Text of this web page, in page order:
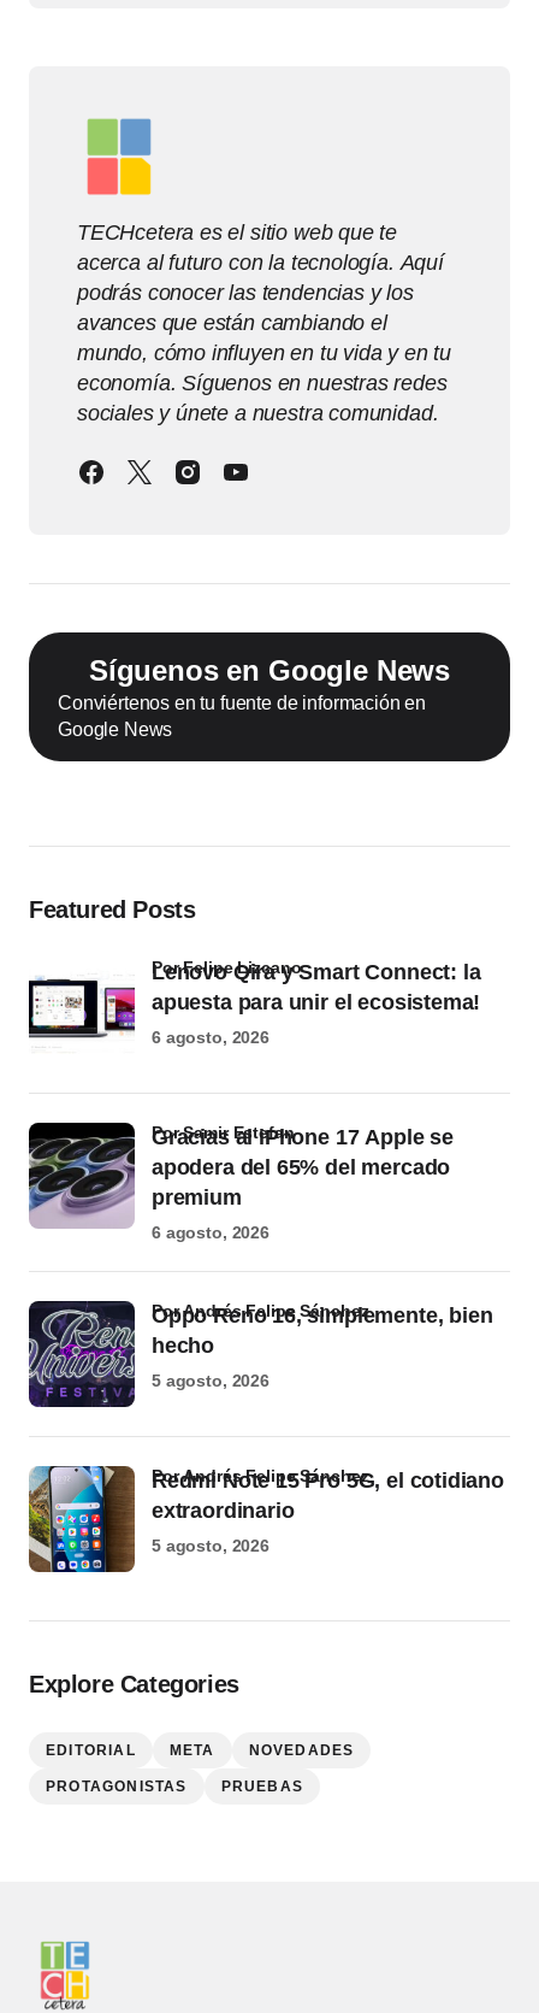
TECHcetera es el sitio web que te
acerca al futuro con la tecnología. Aquí
podrás conocer las tendencias y los
avances que están cambiando el
mundo, cómo influyen en tu vida y en tu
economía. Síguenos en nuestras redes
sociales y únete a nuestra comunidad.
Síguenos en Google News
Conviértenos en tu fuente de información en
Google News
Featured Posts
Lenovo Qira y Smart Connect: la
apuesta para unir el ecosistema!
por Felipe Lizcano
6 agosto, 2026
Gracias al iPhone 17 Apple se
apodera del 65% del mercado
premium
por Samir Estefan
6 agosto, 2026
Oppo Reno 16, simplemente, bien
hecho
por Andrés Felipe Sánchez
5 agosto, 2026
Redmi Note 15 Pro 5G, el cotidiano
extraordinario
por Andrés Felipe Sánchez
5 agosto, 2026
Explore Categories
EDITORIAL META NOVEDADES
PROTAGONISTAS PRUEBAS